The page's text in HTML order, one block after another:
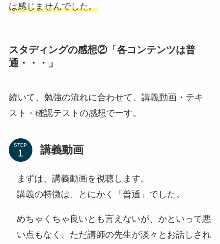
は感じませんでした。
スタディングの感想②「各コンテンツは普
通・・・」
続いて、勉強の流れに合わせて、講義動画・テキ
スト・確認テストの感想でーす。
STEP 講義動画
まずは、講義動画を視聴します。
講義の特徴は、とにかく「普通」でした。
めちゃくちゃ良いとも言えないが、かといって悪
い点もなく、ただ講師の先生が淡々とお話しされ